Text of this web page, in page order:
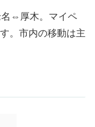
名⇔厚木。マイペ
。市内の移動は主